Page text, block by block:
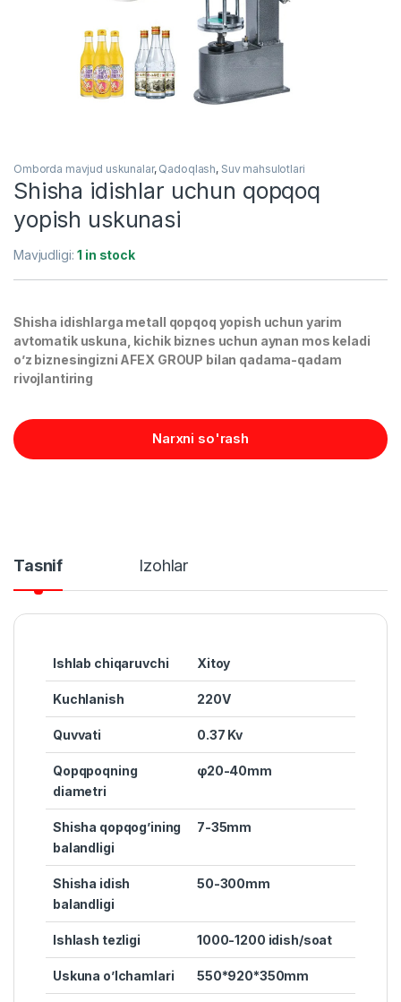
Omborda mavjud uskunalar, Qadoqlash, Suv mahsulotlari
Shisha idishlar uchun qopqoq
yopish uskunasi
Mavjudligi:1 in stock
Shisha idishlarga metall qopqoq yopish uchun yarim
avtomatik uskuna, kichik biznes uchun aynan mos keladi
o’z biznesingizni AFEX GROUP bilan qadama-qadam
rivojlantiring
Narxni so'rash
Tasnif Izohlar
Ishlab chiqaruvchi Xitoy
Kuchlanish 220V
Quvvati 0.37 Kv
Qopqpoqning
diametri
φ20-40mm
Shisha qopqog’ining
balandligi
7-35mm
Shisha idish
balandligi
50-300mm
Ishlash tezligi 1000-1200 idish/soat
Uskuna o’lchamlari 550*920*350mm